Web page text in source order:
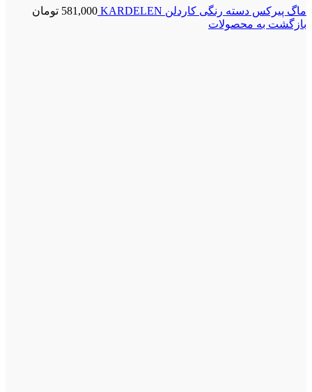
ماگ پیرکس دسته رنگی کاردلن KARDELEN 581,000 تومان
بازگشت به محصولات